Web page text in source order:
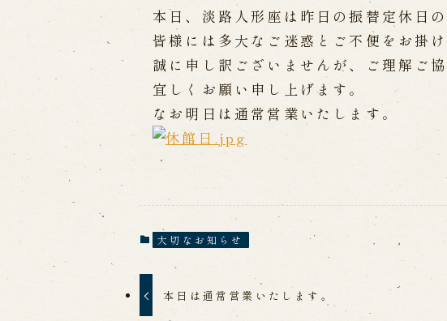
出張公演
出張公演 学校公演 海外旅行客向け特別公演「
歴史
淡路島と国生み神話
淡路人形の広がり
南あわじ市の伝統芸能
本日、淡路人形座は昨日の振替定休日
皆様には多大なご迷惑とご不便をお掛
誠に申し訳ございませんが、ご理解ご
宜しくお願い申し上げます。
なお明日は通常営業いたします。
大切なお知らせ
本日は通常営業いたします。